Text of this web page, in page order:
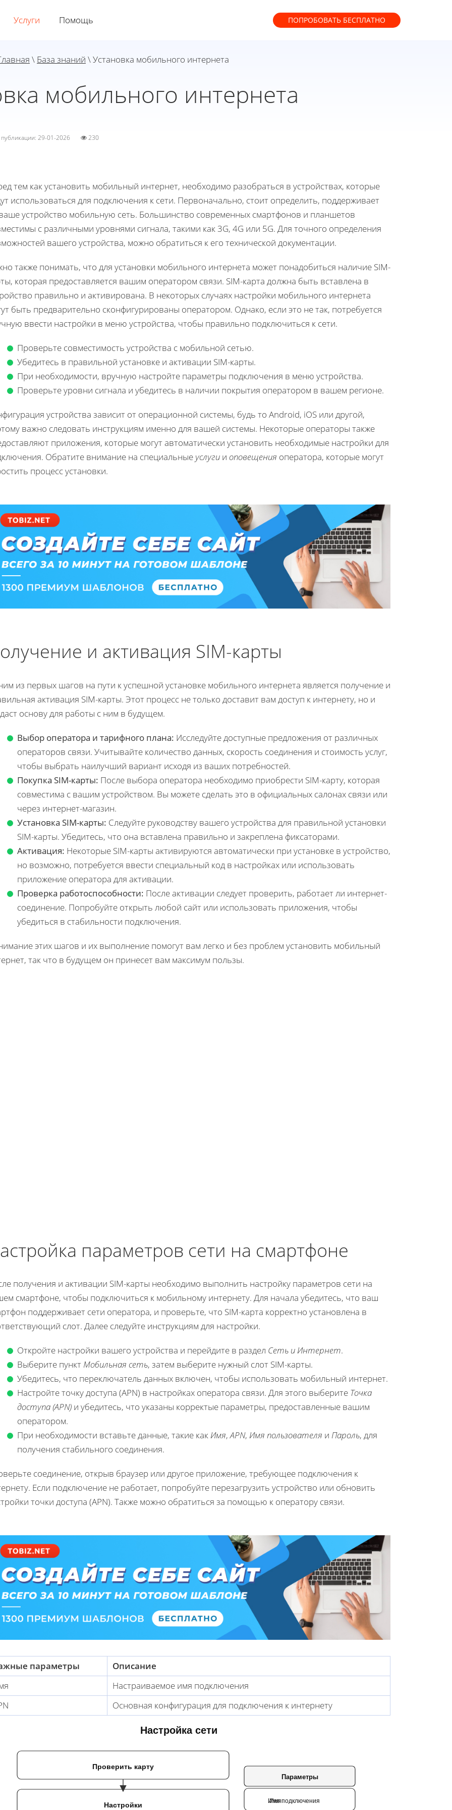
Услуги Помощь ПОПРОБОВАТЬ БЕСПЛАТНО
\ База знаний \ Установка мобильного интернета
мобильного интернета
публикации: 29-01-2026 230
тем как установить мобильный интернет, необходимо разобраться в устройствах, которые
использоваться для подключения к сети. Первоначально, стоит определить, поддерживает
устройство мобильную сеть. Большинство современных смартфонов и планшетов
с различными уровнями сигнала, такими как 3G, 4G или 5G. Для точного определения
вашего устройства, можно обратиться к его технической документации.
также понимать, что для установки мобильного интернета может понадобиться наличие SIM-
которая предоставляется вашим оператором связи. SIM-карта должна быть вставлена в
правильно и активирована. В некоторых случаях настройки мобильного интернета
быть предварительно сконфигурированы оператором. Однако, если это не так, потребуется
ввести настройки в меню устройства, чтобы правильно подключиться к сети.
Проверьте совместимость устройства с мобильной сетью.
Убедитесь в правильной установке и активации SIM-карты.
При необходимости, вручную настройте параметры подключения в меню устройства.
Проверьте уровни сигнала и убедитесь в наличии покрытия оператором в вашем регионе.
устройства зависит от операционной системы, будь то Android, iOS или другой,
важно следовать инструкциям именно для вашей системы. Некоторые операторы также
приложения, которые могут автоматически установить необходимые настройки для
Обратите внимание на специальные услуги и оповещения оператора, которые могут
процесс установки.
и активация SIM-карты
из первых шагов на пути к успешной установке мобильного интернета является получение и
активация SIM-карты. Этот процесс не только доставит вам доступ к интернету, но и
основу для работы с ним в будущем.
Выбор оператора и тарифного плана: Исследуйте доступные предложения от различных
операторов связи. Учитывайте количество данных, скорость соединения и стоимость услуг,
чтобы выбрать наилучший вариант исходя из ваших потребностей.
Покупка SIM-карты: После выбора оператора необходимо приобрести SIM-карту, которая
совместима с вашим устройством. Вы можете сделать это в официальных салонах связи или
через интернет-магазин.
Установка SIM-карты: Следуйте руководству вашего устройства для правильной установки
SIM-карты. Убедитесь, что она вставлена правильно и закреплена фиксаторами.
Активация: Некоторые SIM-карты активируются автоматически при установке в устройство,
но возможно, потребуется ввести специальный код в настройках или использовать
приложение оператора для активации.
Проверка работоспособности: После активации следует проверить, работает ли интернет-
соединение. Попробуйте открыть любой сайт или использовать приложения, чтобы
убедиться в стабильности подключения.
этих шагов и их выполнение помогут вам легко и без проблем установить мобильный
так что в будущем он принесет вам максимум пользы.
параметров сети на смартфоне
получения и активации SIM-карты необходимо выполнить настройку параметров сети на
смартфоне, чтобы подключиться к мобильному интернету. Для начала убедитесь, что ваш
поддерживает сети оператора, и проверьте, что SIM-карта корректно установлена в
слот. Далее следуйте инструкциям для настройки.
Откройте настройки вашего устройства и перейдите в раздел Сеть и Интернет.
Выберите пункт Мобильная сеть, затем выберите нужный слот SIM-карты.
Убедитесь, что переключатель данных включен, чтобы использовать мобильный интернет.
Настройте точку доступа (APN) в настройках оператора связи. Для этого выберите Точка
доступа (APN) и убедитесь, что указаны корректые параметры, предоставленные вашим
оператором.
При необходимости вставьте данные, такие как Имя,APN, Имя пользователя и Пароль, для
получения стабильного соединения.
соединение, открыв браузер или другое приложение, требующее подключения к
Если подключение не работает, попробуйте перезагрузить устройство или обновить
точки доступа (APN). Также можно обратиться за помощью к оператору связи.
параметры
Описание
Настраиваемое имя подключения
Основная конфигурация для подключения к интернету
Настройка сети
Проверить карту
Настройки
Параметры
Имя
Имя подключения